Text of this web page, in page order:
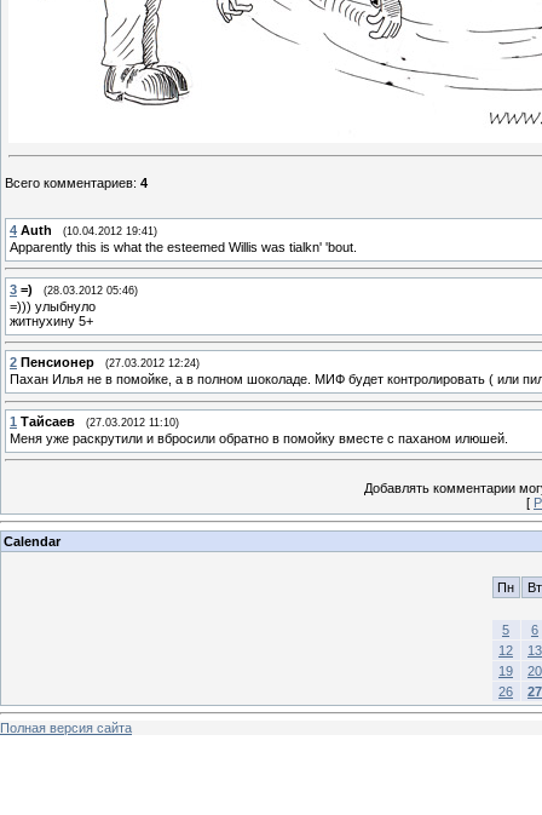
Всего комментариев: 4
4 Auth (10.04.2012 19:41)
Apparently this is what the esteemed Willis was tialkn' 'bout.
3 =) (28.03.2012 05:46)
=))) улыбнуло
житнухину 5+
2 Пенсионер (27.03.2012 12:24)
Пахан Илья не в помойке, а в полном шоколаде. МИФ будет контролировать ( или
1 Тайсаев (27.03.2012 11:10)
Меня уже раскрутили и вбросили обратно в помойку вместе с паханом илюшей.
Добавлять комментарии
[
Calendar
Пн Вт
5
6
12
13
19
20
26
27
Полная версия сайта